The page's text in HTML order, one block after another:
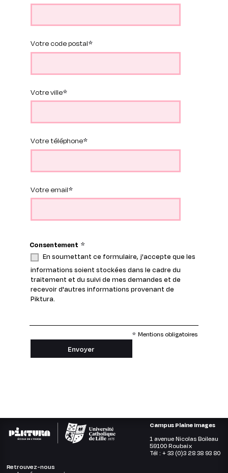
Votre code postal
Votre ville
Votre téléphone
Votre email
Consentement *
En soumettant ce formulaire, j'accepte que les
informations soient stockées dans le cadre du
traitement et du suivi de mes demandes et de
recevoir d'autres informations provenant de
Piktura.
* Mentions obligatoires
Campus Plaine Images
1 avenue Nicolas Boileau
59100 Roubaix
Tél : + 33 (0)3 28 38 93 80
Retrouvez-nous